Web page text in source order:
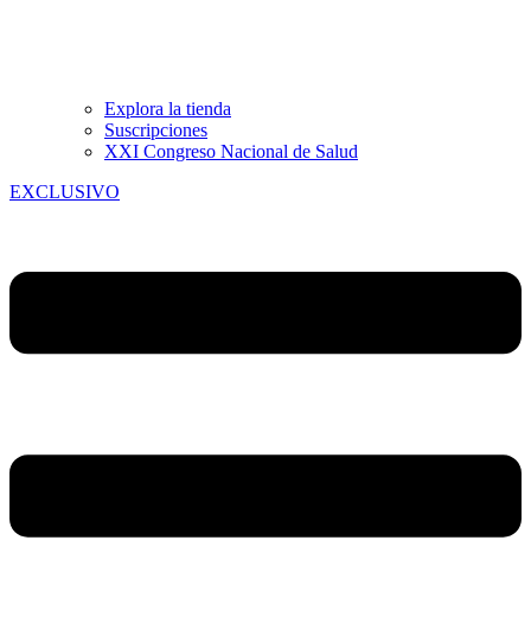
Explora la tienda
Suscripciones
XXI Congreso Nacional de Salud
EXCLUSIVO